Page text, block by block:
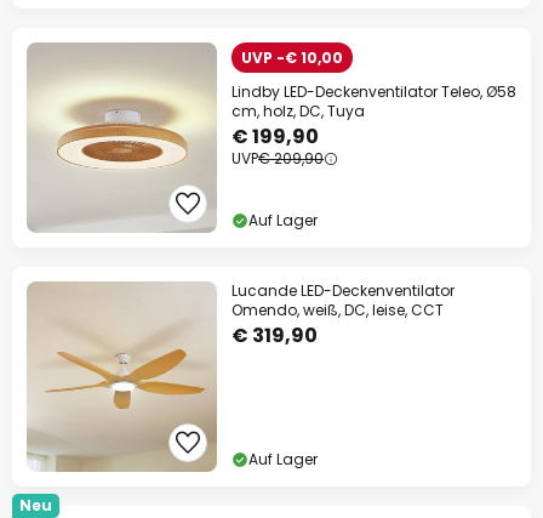
UVP -€ 10,00
Lindby LED-Deckenventilator Teleo, Ø58
cm, holz, DC, Tuya
€ 199,90
UVP€ 209,90
Auf Lager
Lucande LED-Deckenventilator
Omendo, weiß, DC, leise, CCT
€ 319,90
Auf Lager
Neu